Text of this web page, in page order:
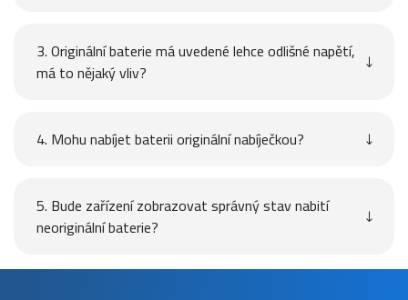
3. Originální baterie má uvedené lehce odlišné napětí,
má to nějaký vliv?
4. Mohu nabíjet baterii originální nabíječkou?
5. Bude zařízení zobrazovat správný stav nabití
neoriginální baterie?